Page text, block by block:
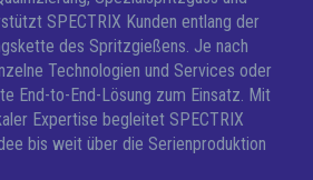
SPECTRIX Kunden entlang der
des Spritzgießens. Je nach
Technologien und Services oder
End-to-End-Lösung zum Einsatz. Mit
Expertise begleitet SPECTRIX
bis weit über die Serienproduktion